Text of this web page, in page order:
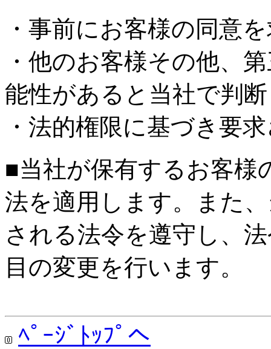
・事前にお客様の同意
・他のお客様その他、
能性があると当社で判
・法的権限に基づき要
■当社が保有するお客様
法を適用します。また
される法令を遵守し、
目の変更を行います。
ﾍﾟｰｼﾞﾄｯﾌﾟへ